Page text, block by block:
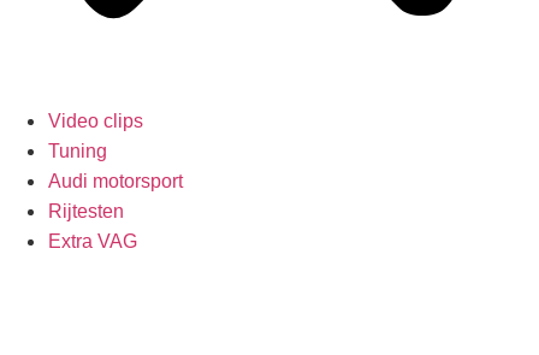
Video clips
Tuning
Audi motorsport
Rijtesten
Extra VAG